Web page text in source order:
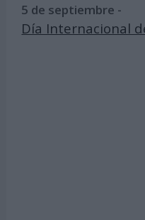
5 de septiembre -
Día Internacional